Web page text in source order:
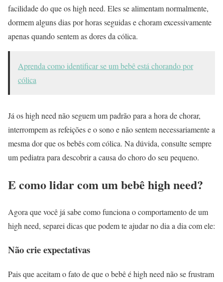
facilidade do que os high need. Eles se alimentam normalmente,
dormem alguns dias por horas seguidas e choram excessivamente
apenas quando sentem as dores da cólica.
Aprenda como identificar se um bebê está chorando por
cólica
Já os high need não seguem um padrão para a hora de chorar,
interrompem as refeições e o sono e não sentem necessariamente a
mesma dor que os bebês com cólica. Na dúvida, consulte sempre
um pediatra para descobrir a causa do choro do seu pequeno.
E como lidar com um bebê high need?
Agora que você já sabe como funciona o comportamento de um
high need, separei dicas que podem te ajudar no dia a dia com ele:
Não crie expectativas
Pais que aceitam o fato de que o bebê é high need não se frustram